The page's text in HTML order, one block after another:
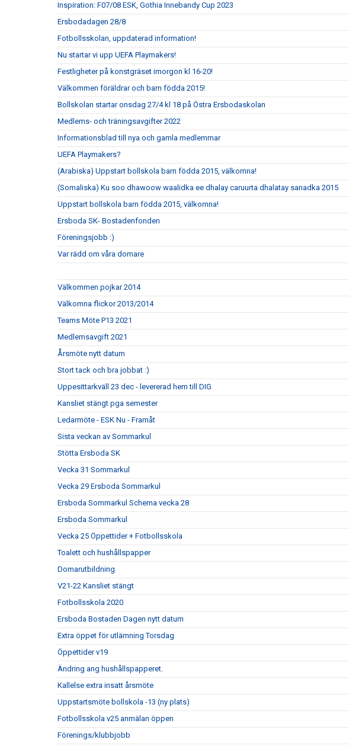
Inspiration: F07/08 ESK, Gothia Innebandy Cup 2023
Ersbodadagen 28/8
Fotbollsskolan, uppdaterad information!
Nu startar vi upp UEFA Playmakers!
Festligheter på konstgräset imorgon kl 16-20!
Välkommen föräldrar och barn födda 2015!
Bollskolan startar onsdag 27/4 kl 18 på Östra Ersbodaskolan
Medlems- och träningsavgifter 2022
Informationsblad till nya och gamla medlemmar
UEFA Playmakers?
(Arabiska) Uppstart bollskola barn födda 2015, välkomna!
(Somaliska) Ku soo dhawoow waalidka ee dhalay caruurta dhalatay sanadka 2015
Uppstart bollskola barn födda 2015, välkomna!
Ersboda SK- Bostadenfonden
Föreningsjobb :)
Var rädd om våra domare
Välkommen pojkar 2014
Välkomna flickor 2013/2014
Teams Möte P13 2021
Medlemsavgift 2021
Årsmöte nytt datum
Stort tack och bra jobbat :)
Uppesittarkväll 23 dec - levererad hem till DIG
Kansliet stängt pga semester
Ledarmöte - ESK Nu - Framåt
Sista veckan av Sommarkul
Stötta Ersboda SK
Vecka 31 Sommarkul
Vecka 29 Ersboda Sommarkul
Ersboda Sommarkul Schema vecka 28
Ersboda Sommarkul
Vecka 25 Öppettider + Fotbollsskola
Toalett och hushållspapper
Domarutbildning
V21-22 Kansliet stängt
Fotbollsskola 2020
Ersboda Bostaden Dagen nytt datum
Extra öppet för utlämning Torsdag
Öppettider v19
Ändring ang hushållspapperet.
Kallelse extra insatt årsmöte
Uppstartsmöte bollskola -13 (ny plats)
Fotbollsskola v25 anmälan öppen
Förenings/klubbjobb